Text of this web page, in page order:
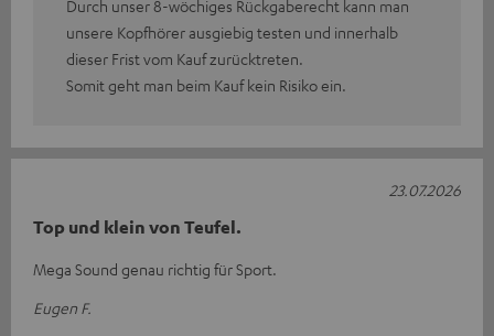
Durch unser 8-wöchiges Rückgaberecht kann man
unsere Kopfhörer ausgiebig testen und innerhalb
dieser Frist vom Kauf zurücktreten.
Somit geht man beim Kauf kein Risiko ein.
Top und klein von Teufel.
Mega Sound genau richtig für Sport.
Eugen F.
23.07.2026